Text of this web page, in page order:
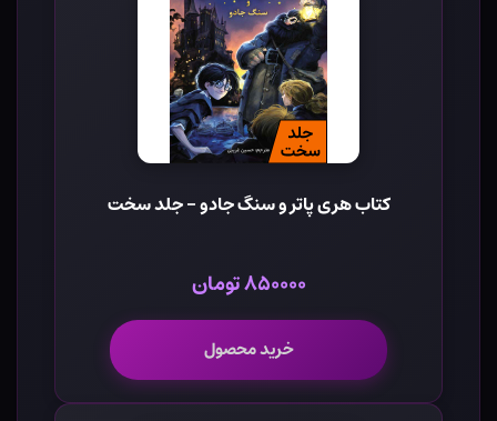
کتاب هری پاتر و سنگ جادو - جلد سخت
۸۵۰۰۰۰ تومان
خرید محصول